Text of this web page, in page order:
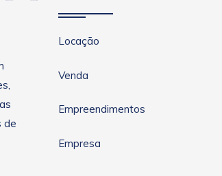
de
Locação
Venda
Empreendimentos
Empresa